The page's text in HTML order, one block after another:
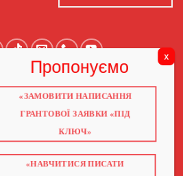
ГОЛОВНА
ГРАНТИ 2026
НАВЧАННЯ
КНИГИ
«ЗАМОВИТИ НАПИСАННЯ
ГРАНТОВОЇ ЗАЯВКИ «ПІД
КЛЮЧ»
«НАВЧИТИСЯ ПИСАТИ